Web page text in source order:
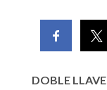
DOBLE LLAVE